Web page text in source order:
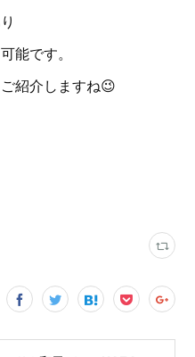
能です。
紹介しますね😉